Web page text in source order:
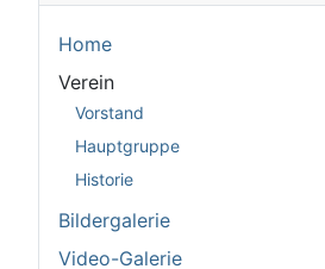
Home
Verein
Vorstand
Hauptgruppe
Historie
Bildergalerie
Video-Galerie